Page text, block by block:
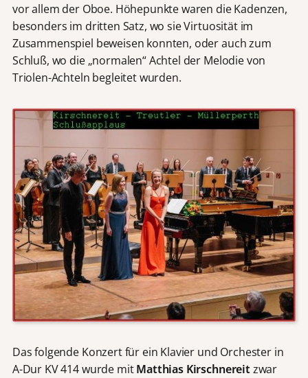
vor allem der Oboe. Höhepunkte waren die Kadenzen,
besonders im dritten Satz, wo sie Virtuosität im
Zusammenspiel beweisen konnten, oder auch zum
Schluß, wo die „normalen“ Achtel der Melodie von
Triolen-Achteln begleitet wurden.
Das folgende Konzert für ein Klavier und Orchester in
A-Dur KV 414 wurde mitMatthias Kirschnereitzwar